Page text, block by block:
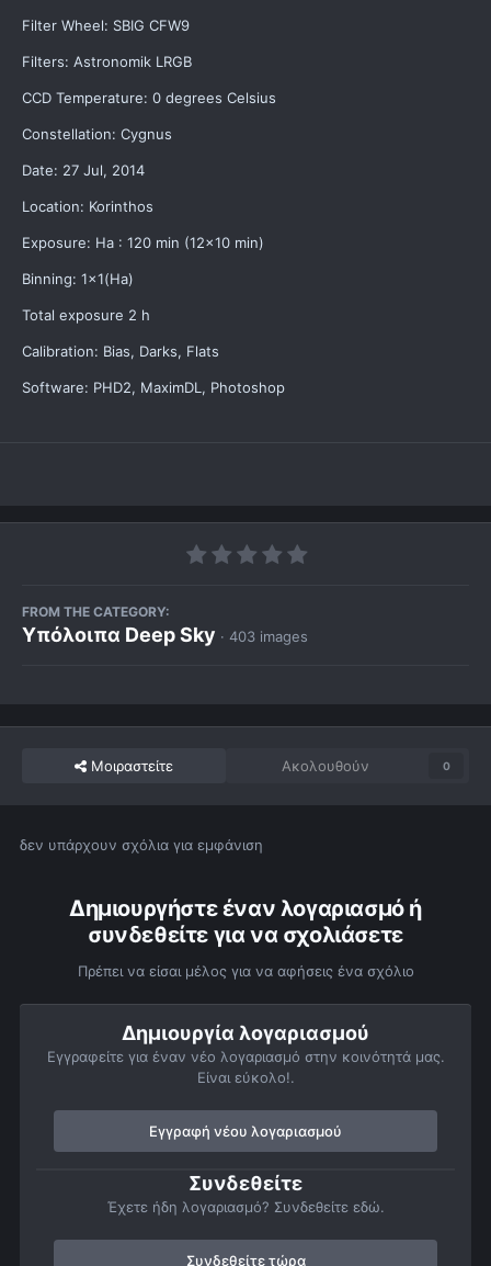
Filter Wheel: SBIG CFW9
Filters: Astronomik LRGB
CCD Temperature: 0 degrees Celsius
Constellation: Cygnus
Date: 27 Jul, 2014
Location: Korinthos
Exposure: Ha : 120 min (12x10 min)
Binning: 1x1(Ha)
Total exposure 2 h
Calibration: Bias, Darks, Flats
Software: PHD2, MaximDL, Photoshop
FROM THE CATEGORY:
Υπόλοιπα Deep Sky · 403 images
Μοιραστείτε Ακολουθούν 0
δεν υπάρχουν σχόλια για εμφάνιση
Δημιουργήστε έναν λογαριασμό ή
συνδεθείτε για να σχολιάσετε
Πρέπει να είσαι μέλος για να αφήσεις ένα σχόλιο
Δημιουργία λογαριασμού
Εγγραφείτε για έναν νέο λογαριασμό στην κοινότητά μας.
Είναι εύκολο!.
Εγγραφή νέου λογαριασμού
Συνδεθείτε
Έχετε ήδη λογαριασμό? Συνδεθείτε εδώ.
Συνδεθείτε τώρα